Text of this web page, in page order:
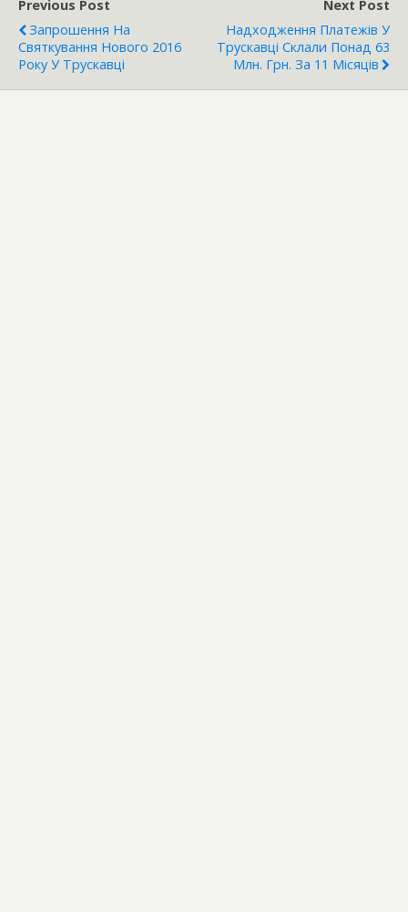
Previous Post
Запрошення На
Святкування Нового 2016
Року У Трускавці
Next Post
Надходження Платежів У
Трускавці Склали Понад 63
Млн. Грн. За 11 Місяців